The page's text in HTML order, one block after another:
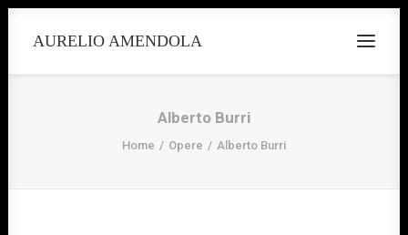
AURELIO AMENDOLA
Alberto Burri
Home Opere Alberto Burri